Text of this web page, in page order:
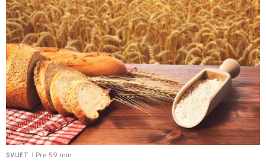
SVIJET Pre 59 min